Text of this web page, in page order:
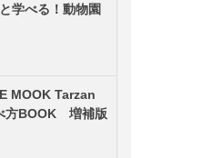
学べる！動物園
MOOK Tarzan
方BOOK 増補版